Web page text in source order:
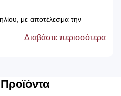
με αποτέλεσμα την
καθαρίζονται μόνο με ένα
κάτω από ξύλινη μετώπη ή
Διαβάστε περισσότερα